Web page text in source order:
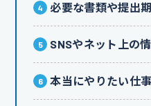
必要な書類や提出
SNSやネット上の
本当にやりたい仕